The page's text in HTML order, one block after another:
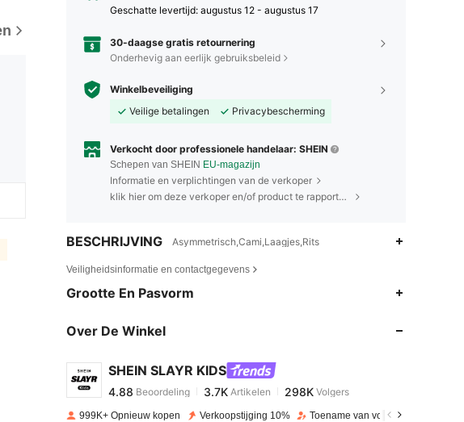
Geschatte levertijd: augustus 12 - augustus 17
30-daagse gratis retournering
Onderhevig aan eerlijk gebruiksbeleid
Winkelbeveiliging
Veilige betalingen
Privacybescherming
Verkocht door professionele handelaar: SHEIN
Schepen van SHEIN EU-magazijn
Informatie en verplichtingen van de verkoper
klik hier om deze verkoper en/of product te rapporteren.
BESCHRIJVING Asymmetrisch,Cami,Laagjes,Rits
Veiligheidsinformatie en contactgegevens
Grootte En Pasvorm
Over De Winkel
SHEIN SLAYR KIDS
4.88
4.88 Beoordeling 3.7KArtikelen
v***ebetaalde1 dag geleden
999K+ Opnieuw kopen Verkoopstijging 10% Toename van volgers 24%